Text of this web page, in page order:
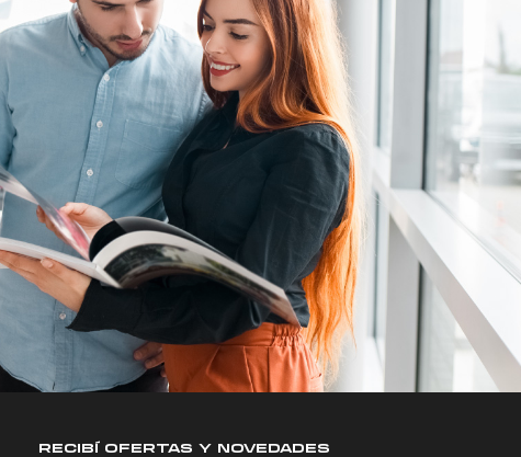
RECIBÍ OFERTAS Y NOVEDADES